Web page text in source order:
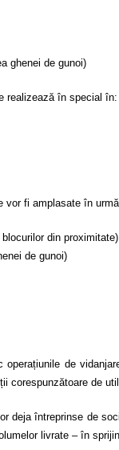
ghenei de gunoi)
realizează în special în:
vor fi amplasate în
din proximitate)
de gunoi)
operațiunile de
corespunzătoare de
deja întreprinse de
livrate – în